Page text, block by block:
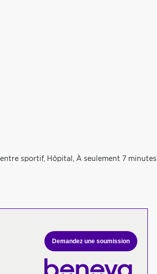
sportif, Hôpital, À seulement 7 minutes
Demandez une soumission